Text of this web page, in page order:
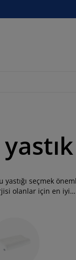
yastığı seçmek
olanlar için en iyi